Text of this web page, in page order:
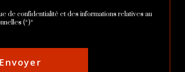
de confidentialité et des informations relatives au
(*)*
Envoyer